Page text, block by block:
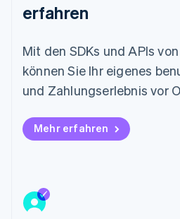
erfahren
Mit den SDKs und APIs
können Sie Ihr eigenes
und Zahlungserlebnis vor
Mehr erfahren
DeutschEnglish
Litauen
Luxemburg
Français Deutsch English
Malaysia
English简体中文
English
Mexiko
Niederlande
Nederlands